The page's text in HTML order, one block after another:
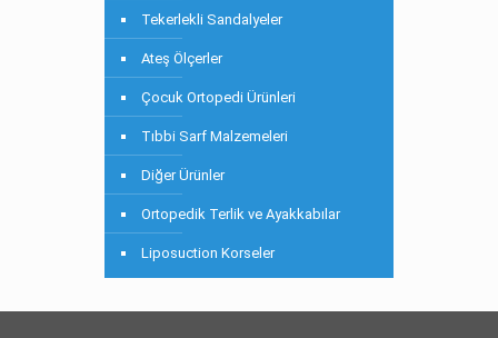
Tekerlekli Sandalyeler
Ateş Ölçerler
Çocuk Ortopedi Ürünleri
Tıbbi Sarf Malzemeleri
Diğer Ürünler
Ortopedik Terlik ve Ayakkabılar
Liposuction Korseler